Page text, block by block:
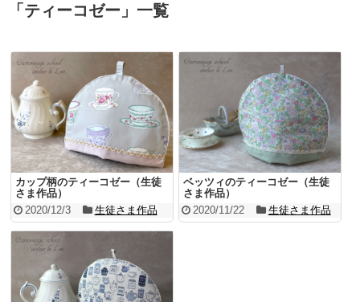
「 ティーコゼー 」 一覧
カップ柄のティーコゼー（生徒
さま作品）
2020/12/3
生徒さま作品
ベッツィのティーコゼー（生徒
さま作品）
2020/11/22
生徒さま作品